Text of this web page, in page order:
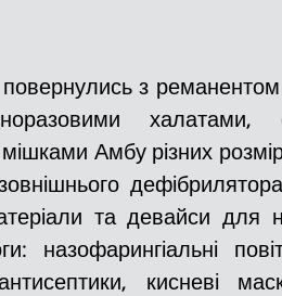
з реманентом
халатами,
Амбу різних
та девайси
назофарингіальні
кисневі